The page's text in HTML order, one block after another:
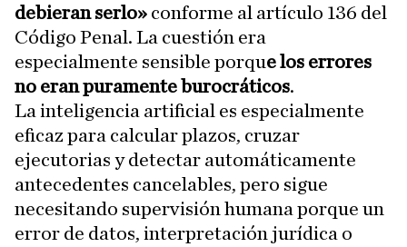
debieran serlo» conforme al artículo 136 del
Código Penal. La cuestión era
especialmente sensible porque los errores
no eran puramente burocráticos.
La inteligencia artificial es especialmente
eficaz para calcular plazos, cruzar
ejecutorias y detectar automáticamente
antecedentes cancelables, pero sigue
necesitando supervisión humana porque un
error de datos, interpretación jurídica o